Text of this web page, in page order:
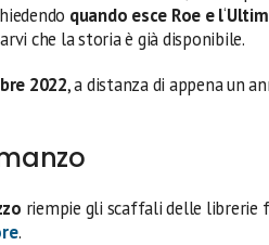
quando esce Roe e l‘
che la storia è già disponibile.
2022, a distanza di appena un
riempie gli scaffali delle librerie
.